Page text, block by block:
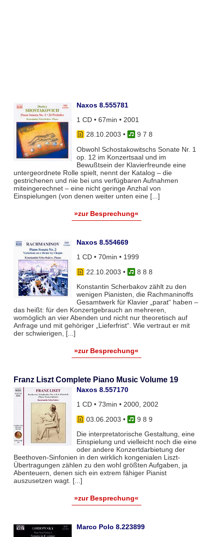
Naxos 8.555781
1 CD • 67min • 2001
28.10.2003 •
9 7 8
Obwohl Schostakowitschs Sonate Nr. 1
op. 12 im Konzertsaal und im
Bewußtsein der Klavierfreunde eine
untergeordnete Rolle spielt, nennt der Katalog – die
gestrichenen und nie bei uns verfügbaren Aufnahmen
miteingerechnet – eine nicht geringe Anzhal von
Einspielungen (von denen weiter unten eine [...]
»zur Besprechung«
Naxos 8.554669
1 CD • 70min • 1999
22.10.2003 •
8 8 8
Konstantin Scherbakov zählt zu den
wenigen Pianisten, die Rachmaninoffs
Gesamtwerk für Klavier „parat“ haben –
das heißt: für den Konzertgebrauch an mehreren,
womöglich an vier Abenden und nicht nur theoretisch auf
Anfrage und mit gehöriger „Lieferfrist“. Wie vertraut er mit
der schwierigen, [...]
»zur Besprechung«
Franz Liszt Complete Piano Music Volume 19
Naxos 8.557170
1 CD • 73min • 2000, 2002
03.06.2003 •
9 8 9
Die interpretatorische Gestaltung, eine
Einspielung und vielleicht noch die eine
oder andere Konzertdarbietung der
Beethoven-Sinfonien in den wirklich kongenialen Liszt-
Übertragungen zählen zu den wohl größten Aufgaben, ja
Abenteuern, denen sich ein extrem fähiger Pianist
auszusetzen wagt. [...]
»zur Besprechung«
Marco Polo 8.223899